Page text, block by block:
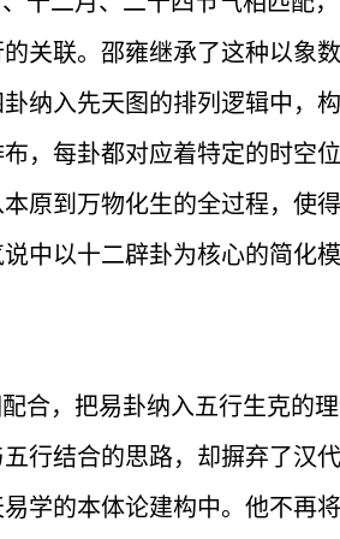
关联。邵雍继承了这种以象
纳入先天图的排列逻辑中，
，每卦都对应着特定的时空
原到万物化生的全过程，使
中以十二辟卦为核心的简化
，把易卦纳入五行生克的
行结合的思路，却摒弃了汉
学的本体论建构中。他不再